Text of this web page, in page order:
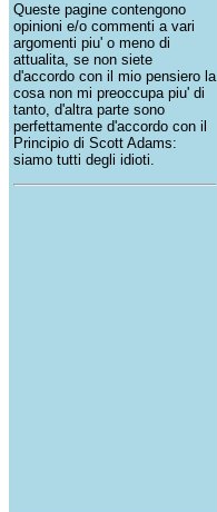
Queste pagine contengono
opinioni e/o commenti a vari
argomenti piu' o meno di
attualita, se non siete
d'accordo con il mio pensiero la
cosa non mi preoccupa piu' di
tanto, d'altra parte sono
perfettamente d'accordo con il
Principio di Scott Adams:
siamo tutti degli idioti.